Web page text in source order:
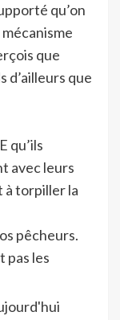
qu’on
mécanisme
que
d’ailleurs que
qu’ils
avec leurs
à torpiller la
pêcheurs.
pas les